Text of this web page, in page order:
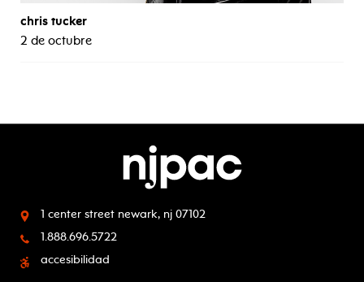
chris tucker
2 de octubre
1 center street newark, nj 07102
1.888.696.5722
accesibilidad